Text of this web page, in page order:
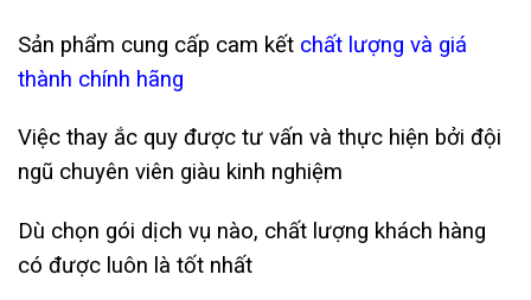
Sản phẩm cung cấp cam kết chất lượng và giá
thành chính hãng
Việc thay ắc quy được tư vấn và thực hiện bởi đội
ngũ chuyên viên giàu kinh nghiệm
Dù chọn gói dịch vụ nào, chất lượng khách hàng
có được luôn là tốt nhất